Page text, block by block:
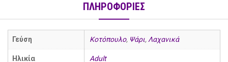
ΠΛΗΡΟΦΟΡΙΕΣ
Γεύση Κοτόπουλο, Ψάρι, Λαχανικά
Ηλικία Adult